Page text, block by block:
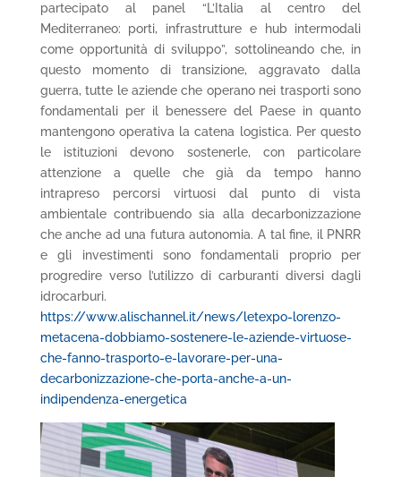
partecipato al panel “L’Italia al centro del
Mediterraneo: porti, infrastrutture e hub intermodali
come opportunità di sviluppo”, sottolineando che, in
questo momento di transizione, aggravato dalla
guerra, tutte le aziende che operano nei trasporti sono
fondamentali per il benessere del Paese in quanto
mantengono operativa la catena logistica. Per questo
le istituzioni devono sostenerle, con particolare
attenzione a quelle che già da tempo hanno
intrapreso percorsi virtuosi dal punto di vista
ambientale contribuendo sia alla decarbonizzazione
che anche ad una futura autonomia. A tal fine, il PNRR
e gli investimenti sono fondamentali proprio per
progredire verso l’utilizzo di carburanti diversi dagli
idrocarburi.
https://www.alischannel.it/news/letexpo-lorenzo-
metacena-dobbiamo-sostenere-le-aziende-virtuose-
che-fanno-trasporto-e-lavorare-per-una-
decarbonizzazione-che-porta-anche-a-un-
indipendenza-energetica